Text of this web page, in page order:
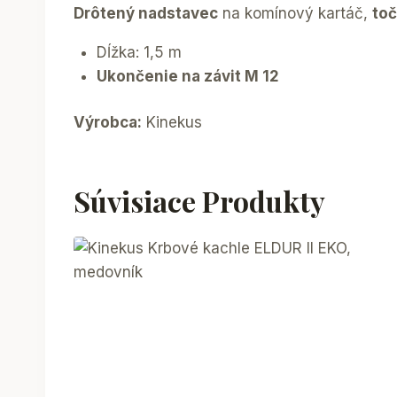
Drôtený nadstavec na komínový kartáč,
Dĺžka: 1,5 m
Ukončenie na závit M 12
Výrobca: Kinekus
Súvisiace Produkty